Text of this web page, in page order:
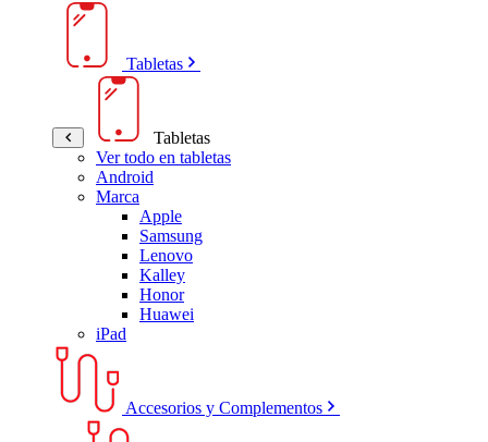
Tabletas
Tabletas
Ver todo en tabletas
Android
Marca
Apple
Samsung
Lenovo
Kalley
Honor
Huawei
iPad
Accesorios y Complementos